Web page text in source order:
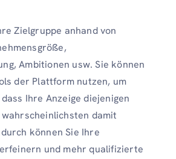
Zielgruppe anhand von
Ambitionen usw. Sie können
der Plattform nutzen, um
Ihre Anzeige diejenigen
damit
können Sie Ihre
und mehr qualifizierte